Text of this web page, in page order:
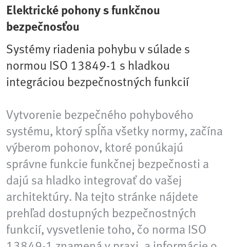
Elektrické pohony s funkčnou
bezpečnosťou
Systémy riadenia pohybu v súlade s
normou ISO 13849-1 s hladkou
integráciou bezpečnostných funkcií
Vytvorenie bezpečného pohybového
systému, ktorý spĺňa všetky normy, začína
výberom pohonov, ktoré ponúkajú
správne funkcie funkčnej bezpečnosti a
dajú sa hladko integrovať do vašej
architektúry. Na tejto stránke nájdete
prehľad dostupných bezpečnostných
funkcií, vysvetlenie toho, čo norma ISO